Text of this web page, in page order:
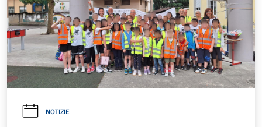
NOTIZIE